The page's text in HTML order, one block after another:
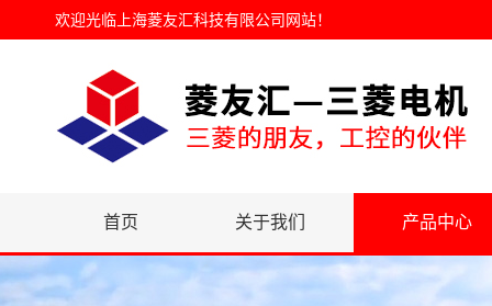
欢迎光临 上海菱友汇科技有限公司网站！
首页 关于我们 产品中心